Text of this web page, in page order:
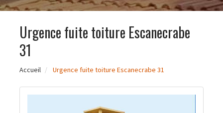
Urgence fuite toiture Escanecrabe
31
Accueil Urgence fuite toiture Escanecrabe 31